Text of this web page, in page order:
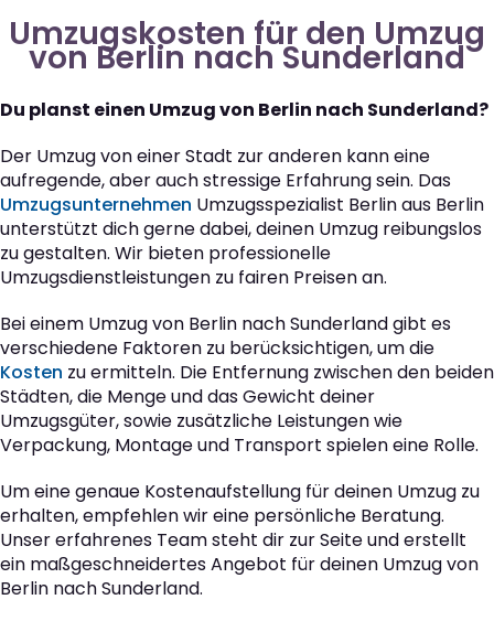
Umzugskosten für den Umzug
von Berlin nach Sunderland
Du planst einen Umzug von Berlin nach Sunderland?
Der Umzug von einer Stadt zur anderen kann eine
aufregende, aber auch stressige Erfahrung sein. Das
Umzugsunternehmen Umzugsspezialist Berlin aus Berlin
unterstützt dich gerne dabei, deinen Umzug reibungslos
zu gestalten. Wir bieten professionelle
Umzugsdienstleistungen zu fairen Preisen an.
Bei einem Umzug von Berlin nach Sunderland gibt es
verschiedene Faktoren zu berücksichtigen, um die
Kosten zu ermitteln. Die Entfernung zwischen den beiden
Städten, die Menge und das Gewicht deiner
Umzugsgüter, sowie zusätzliche Leistungen wie
Verpackung, Montage und Transport spielen eine Rolle.
Um eine genaue Kostenaufstellung für deinen Umzug zu
erhalten, empfehlen wir eine persönliche Beratung.
Unser erfahrenes Team steht dir zur Seite und erstellt
ein maßgeschneidertes Angebot für deinen Umzug von
Berlin nach Sunderland.